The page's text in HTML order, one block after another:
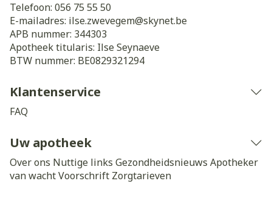
Telefoon: 056 75 55 50
E-mailadres: ilse.zwevegem@skynet.be
APB nummer: 344303
Apotheek titularis: Ilse Seynaeve
BTW nummer: BE0829321294
Klantenservice
FAQ
Uw apotheek
Over ons Nuttige links Gezondheidsnieuws Apotheker
van wachtVoorschrift Zorgtarieven